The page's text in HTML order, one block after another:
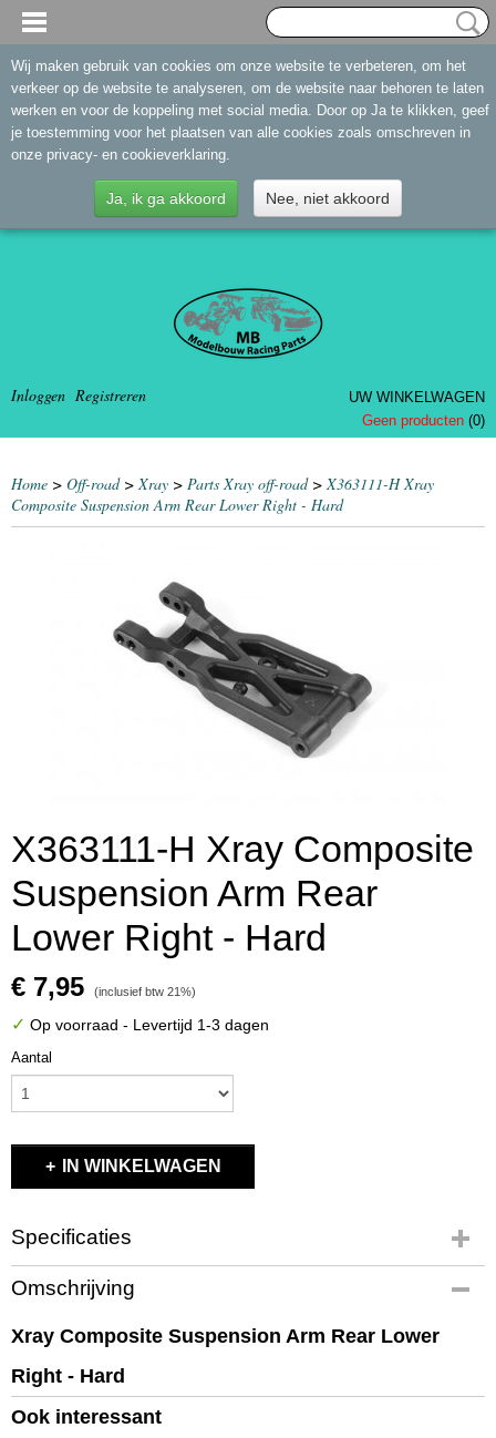
Inloggen Registreren
UW WINKELWAGEN
Geen producten (0)
Home > Off-road>Xray > Parts Xray off-road>X363111-H Xray
Composite Suspension Arm Rear Lower Right - Hard
X363111-H Xray Composite
Suspension Arm Rear
Lower Right - Hard
€ 7,95 (inclusief btw 21%)
✓ Op voorraad - Levertijd 1-3 dagen
Aantal
IN WINKELWAGEN
Specificaties
Productcode
X363111-H
EAN code
8581703631118
Productcode leverancier
X363111-H
Bruto gewicht
Omschrijving
Xray Composite Suspension Arm Rear Lower
Right - Hard
Ook interessant
Wij maken gebruik van cookies om onze website te verbeteren, om het
verkeer op de website te analyseren, om de website naar behoren te laten
werken en voor de koppeling met social media. Door op Ja te klikken, geef
je toestemming voor het plaatsen van alle cookies zoals omschreven in
onze privacy- en cookieverklaring.
Ja, ik ga akkoord Nee, niet akkoord